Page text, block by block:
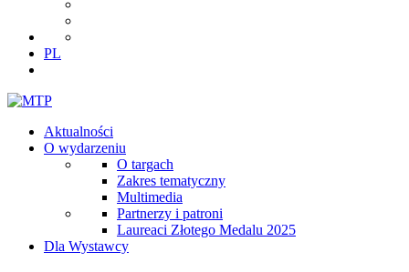
PL
Aktualności
O wydarzeniu
O targach
Zakres tematyczny
Multimedia
Partnerzy i patroni
Laureaci Złotego Medalu 2025
Dla Wystawcy